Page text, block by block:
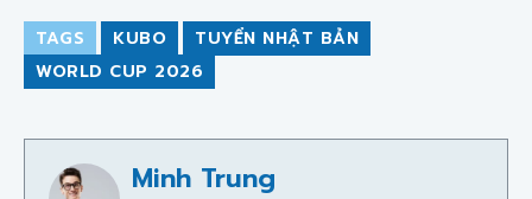
TAGS KUBO
TUYỂN NHẬT BẢN
WORLD CUP 2026
Minh Trung